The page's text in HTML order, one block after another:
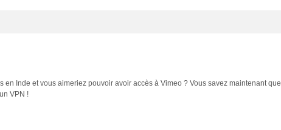
en Inde et vous aimeriez pouvoir avoir accès à Vimeo ? Vous savez maintenant que
VPN !